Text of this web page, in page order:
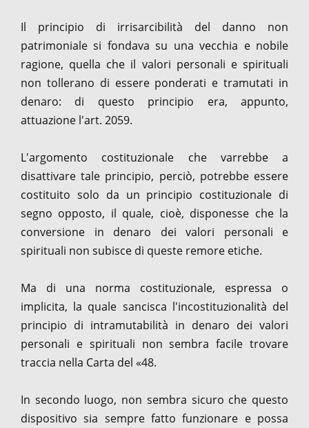
Il principio di irrisarcibilità del danno non
patrimoniale si fondava su una vecchia e nobile
ragione, quella che il valori personali e spirituali
non tollerano di essere ponderati e tramutati in
denaro: di questo principio era, appunto,
attuazione l'art. 2059.
L'argomento costituzionale che varrebbe a
disattivare tale principio, perciò, potrebbe essere
costituito solo da un principio costituzionale di
segno opposto, il quale, cioè, disponesse che la
conversione in denaro dei valori personali e
spirituali non subisce di queste remore etiche.
Ma di una norma costituzionale, espressa o
implicita, la quale sancisca l'incostituzionalità del
principio di intramutabilità in denaro dei valori
personali e spirituali non sembra facile trovare
traccia nella Carta del «48.
In secondo luogo, non sembra sicuro che questo
dispositivo sia sempre fatto funzionare e possa